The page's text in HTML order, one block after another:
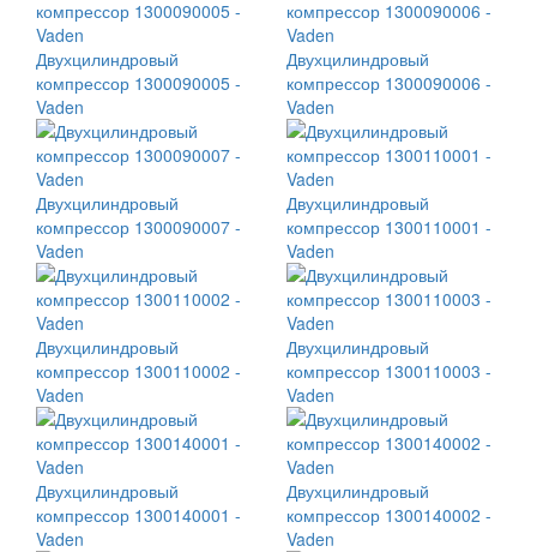
Двухцилиндровый
компрессор 1300090005 -
Vaden
Двухцилиндровый
компрессор 1300090006 -
Vaden
Двухцилиндровый
компрессор 1300090007 -
Vaden
Двухцилиндровый
компрессор 1300110001 -
Vaden
Двухцилиндровый
компрессор 1300110002 -
Vaden
Двухцилиндровый
компрессор 1300110003 -
Vaden
Двухцилиндровый
компрессор 1300140001 -
Vaden
Двухцилиндровый
компрессор 1300140002 -
Vaden